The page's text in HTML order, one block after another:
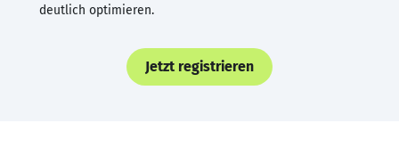
deutlich optimieren.
Jetzt registrieren